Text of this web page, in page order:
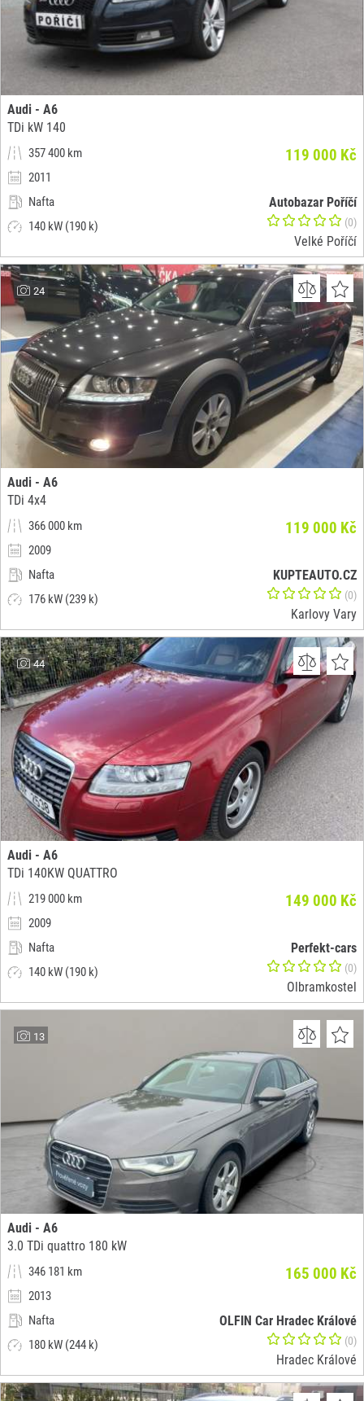
Audi - A6
TDi kW 140
357 400 km
2011
Nafta
140 kW (190 k)
119 000 Kč
Autobazar Poříčí
(0)
Velké Poříčí
24
Audi - A6
TDi 4x4
366 000 km
2009
Nafta
176 kW (239 k)
119 000 Kč
KUPTEAUTO.CZ
(0)
Karlovy Vary
44
Audi - A6
TDi 140KW QUATTRO
219 000 km
2009
Nafta
140 kW (190 k)
149 000 Kč
Perfekt-cars
(0)
Olbramkostel
13
Audi - A6
3.0 TDi quattro 180 kW
346 181 km
2013
Nafta
180 kW (244 k)
165 000 Kč
OLFIN Car Hradec Králové
(0)
Hradec Králové